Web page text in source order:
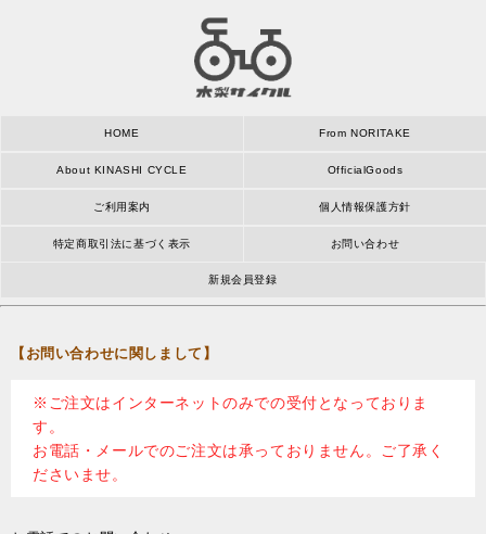
HOME From NORITAKE
About KINASHI CYCLE OfficialGoods
ご利用案内 個人情報保護方針
特定商取引法に基づく表示 お問い合わせ
新規会員登録
【お問い合わせに関しまして】
※ご注文はインターネットのみでの受付となっておりま
す。
お電話・メールでのご注文は承っておりません。ご了承く
ださいませ。